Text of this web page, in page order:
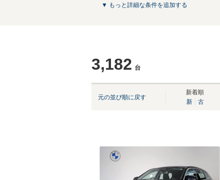
▼ もっと詳細な条件を追加する
3,182 台
元の並び順に戻す
新着順
新
古